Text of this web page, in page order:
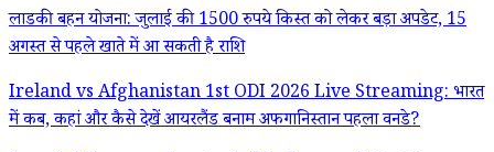
लाडकी बहन योजना: जुलाई की 1500 रुपये किस्त को लेकर बड़ा अपडेट, 15
अगस्त से पहले खाते में आ सकती है राशि
Ireland vs Afghanistan 1st ODI 2026 Live Streaming: भारत
में कब, कहां और कैसे देखें आयरलैंड बनाम अफगानिस्तान पहला वनडे?